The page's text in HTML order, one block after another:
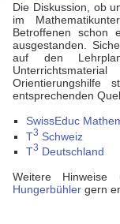
Die Diskussion, ob
im
Betroffenen
ausgestanden.
auf den
entsprechenden
SwissEduc
T3 Schweiz
T3 Deutschland
Weitere Hinweise
Hungerbühler gern